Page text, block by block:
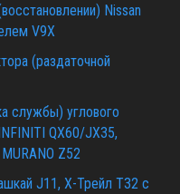
Nissan
V9X
(раздаточной
службы) углового
QX60/JX35,
Z52
J11, Х-Трейл T32 с